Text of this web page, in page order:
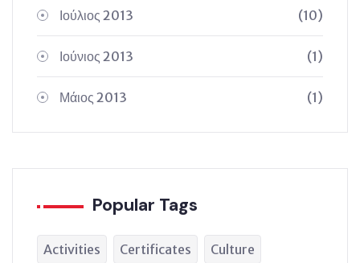
Ιούλιος 2013 (10)
Ιούνιος 2013 (1)
Μάιος 2013 (1)
Popular Tags
Activities Certificates Culture